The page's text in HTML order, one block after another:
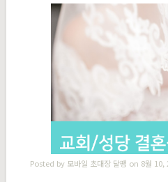
Posted by 모바일 초대장 달팽 on 8월